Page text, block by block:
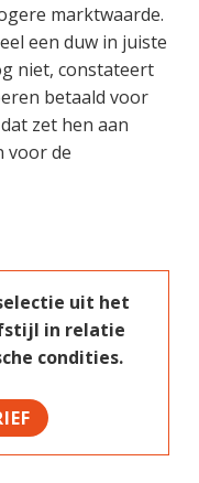
marktwaarde.
een duw in juiste
niet, constateert
betaald voor
zet hen aan
voor de
uit het
in relatie
condities.